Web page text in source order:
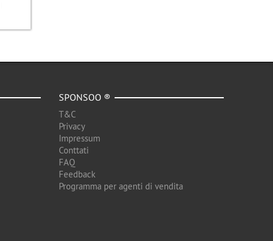
SPONSOO ®
T&C
Privacy
Impressum
Conttati
FAQ
Feedback
Programma per agenti di vendita